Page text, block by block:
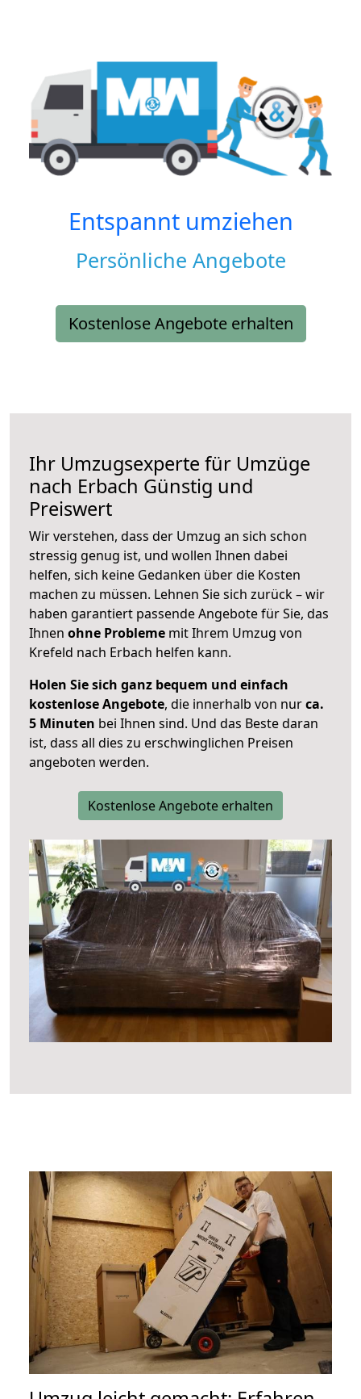
Entspannt umziehen
Persönliche Angebote
Kostenlose Angebote erhalten
Ihr Umzugsexperte für Umzüge
nach Erbach Günstig und
Preiswert
Wir verstehen, dass der Umzug an sich schon
stressig genug ist, und wollen Ihnen dabei
helfen, sich keine Gedanken über die Kosten
machen zu müssen. Lehnen Sie sich zurück – wir
haben garantiert passende Angebote für Sie, das
Ihnen ohne Probleme mit Ihrem Umzug von
Krefeld nach Erbach helfen kann.
Holen Sie sich ganz bequem und einfach
kostenlose Angebote, die innerhalb von nurca.
5 Minuten bei Ihnen sind. Und das Beste daran
ist, dass all dies zu erschwinglichen Preisen
angeboten werden.
Kostenlose Angebote erhalten